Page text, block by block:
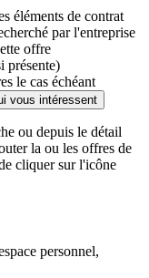
éléments de contrat
par l'entreprise
offre
présente)
le cas échéant
vous intéressent
ou depuis le détail
la ou les offres de
cliquer sur l'icône
personnel,